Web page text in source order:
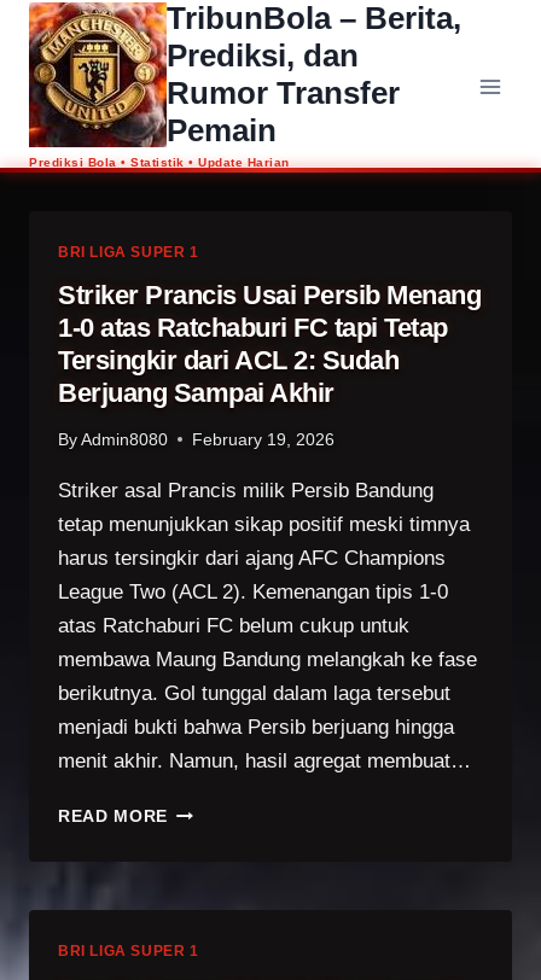
Skip
content
TribunBola – Berita,
Prediksi, dan
Rumor Transfer
Pemain
BRI LIGA SUPER 1
Striker Prancis Usai Persib Menang
1-0 atas Ratchaburi FC tapi Tetap
Tersingkir dari ACL 2: Sudah
Berjuang Sampai Akhir
ByAdmin8080 February 19, 2026
Striker asal Prancis milik Persib Bandung
tetap menunjukkan sikap positif meski timnya
harus tersingkir dari ajang AFC Champions
League Two (ACL 2). Kemenangan tipis 1-0
atas Ratchaburi FC belum cukup untuk
membawa Maung Bandung melangkah ke fase
berikutnya. Gol tunggal dalam laga tersebut
menjadi bukti bahwa Persib berjuang hingga
menit akhir. Namun, hasil agregat membuat…
READ MORE STRIKER
1-
BRI LIGA SUPER 1